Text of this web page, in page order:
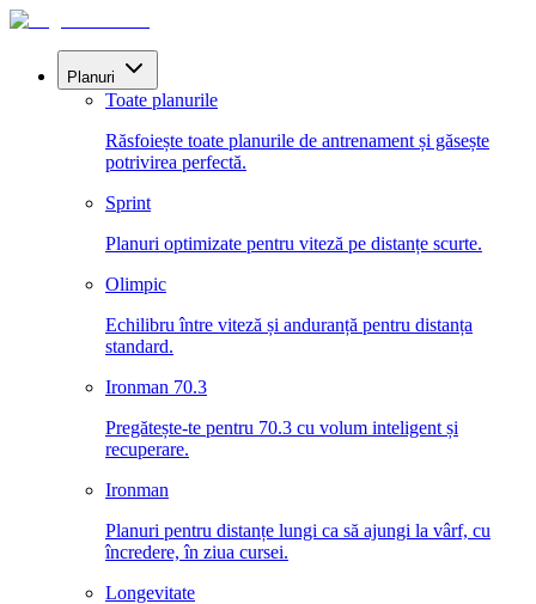
Planuri
Toate planurile
Răsfoiește toate planurile de antrenament și găsește
potrivirea perfectă.
Sprint
Planuri optimizate pentru viteză pe distanțe scurte.
Olimpic
Echilibru între viteză și anduranță pentru distanța
standard.
Ironman 70.3
Pregătește-te pentru 70.3 cu volum inteligent și
recuperare.
Ironman
Planuri pentru distanțe lungi ca să ajungi la vârf, cu
încredere, în ziua cursei.
Longevitate